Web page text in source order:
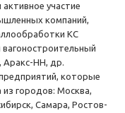
участие
компаний,
КС
Аракс-НН, др.
которые
городов: Москва,
Самара, Ростов-